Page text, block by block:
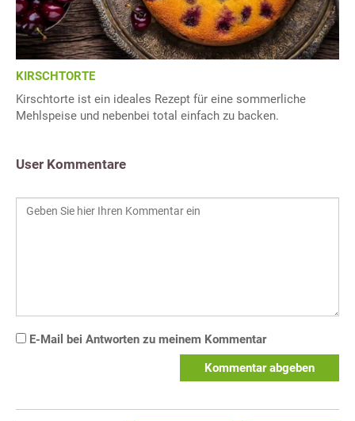
KIRSCHTORTE
Kirschtorte ist ein ideales Rezept für eine sommerliche
Mehlspeise und nebenbei total einfach zu backen.
User Kommentare
E-Mail bei Antworten zu meinem Kommentar
Kommentar abgeben